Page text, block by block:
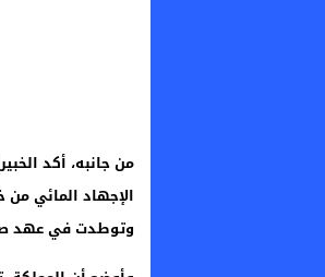
من جانبه، أكد
الإجهاد المائي من
وتوطدت في عهد